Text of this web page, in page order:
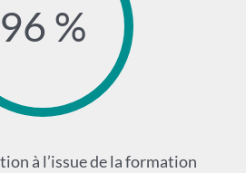
96 %
à l’issue de la formation